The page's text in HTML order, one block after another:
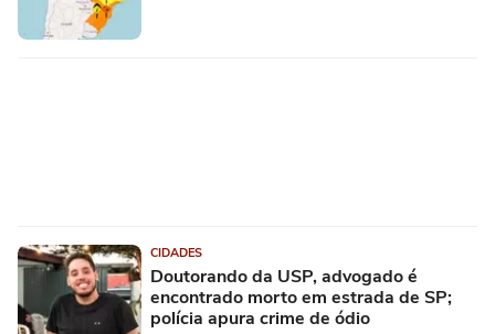
CIDADES
Doutorando da USP, advogado é
encontrado morto em estrada de SP;
polícia apura crime de ódio